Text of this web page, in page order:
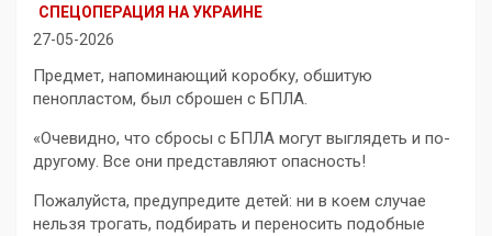
СПЕЦОПЕРАЦИЯ НА УКРАИНЕ
27-05-2026
Предмет, напоминающий коробку, обшитую
пенопластом, был сброшен с БПЛА.
«Очевидно, что сбросы с БПЛА могут выглядеть и по-
другому. Все они представляют опасность!
Пожалуйста, предупредите детей: ни в коем случае
нельзя трогать, подбирать и переносить подобные